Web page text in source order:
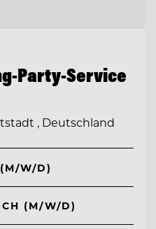
Party-Service
, Deutschland
W/D)
(M/W/D)